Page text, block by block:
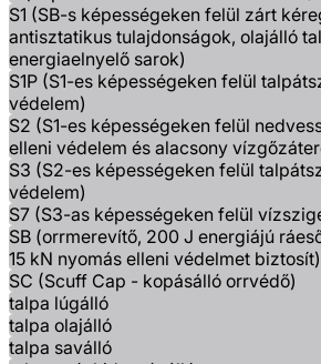
S1 (SB-s képességeken felül zárt
antisztatikus tulajdonságok, olajálló
energiaelnyelő sarok)
S1P (S1-es képességeken felül
védelem)
S2 (S1-es képességeken felül
elleni védelem és alacsony
S3 (S2-es képességeken felül
védelem)
S7 (S3-as képességeken felül
SB (orrmerevítő, 200 J energiájú
15 kN nyomás elleni védelmet biztosít)
SC (Scuff Cap - kopásálló orrvédő)
talpa lúgálló
talpa olajálló
talpa saválló